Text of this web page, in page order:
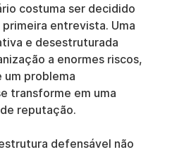
costuma ser decidido
entrevista. Uma
e desestruturada
a enormes riscos,
um problema
transforme em uma
reputação.
defensável não